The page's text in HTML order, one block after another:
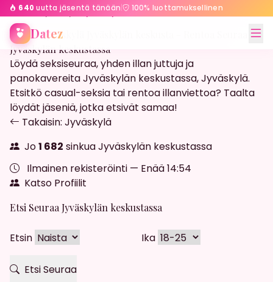
640 uutta jäsentä tänään | 100% luottamuksellinen
Datez
EtusivuJyväskyläJyväskylän keskusta
Streffit Jyväskylä Jyväskylän keskusta - Rentoa Seuraa
Jyväskylän keskustassa
Löydä seksiseuraa, yhden illan juttuja ja
panokavereita Jyväskylän keskustassa, Jyväskylä.
Etsitkö casual-seksia tai rentoa illanviettoa? Taalta
löydät jäseniä, jotka etsivät samaa!
Takaisin: Jyväskylä
Jo1 682 sinkua Jyväskylän keskustassa
Ilmainen rekisteröinti — Enää14:52
Katso Profiilit
Etsi Seuraa Jyväskylän keskustassa
Etsin Ika
Etsi Seuraa